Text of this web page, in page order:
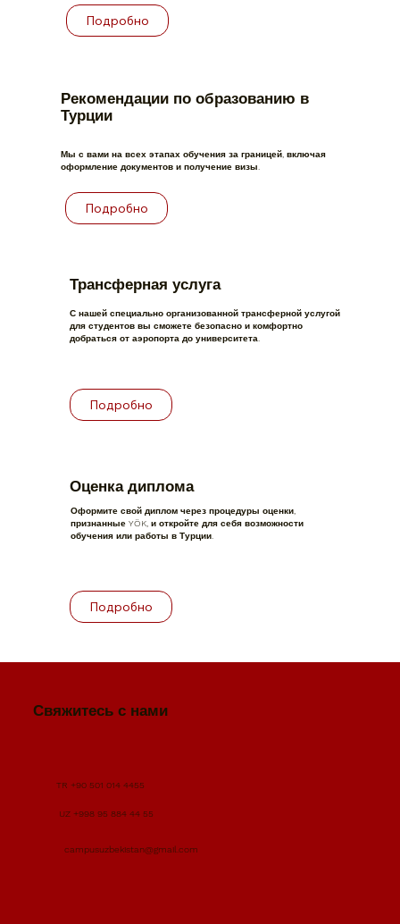
Рекомендации по образованию в
Турции
Мы с вами на всех этапах обучения за границей, включая
оформление документов и получение визы.
Подробно
Подробно
Трансферная услуга
С нашей специально организованной трансферной услугой
для студентов вы сможете безопасно и комфортно
добраться от аэропорта до университета.
Подробно
Оценка диплома
Оформите свой диплом через процедуры оценки,
признанные YÖK, и откройте для себя возможности
обучения или работы в Турции.
Подробно
Свяжитесь с нами
TR +90 501 014 4455
UZ +998 95 884 44 55
campusuzbekistan@gmail.com